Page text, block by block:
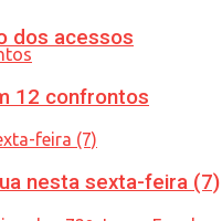
dos acessos
12 confrontos
nesta sexta-feira (7)